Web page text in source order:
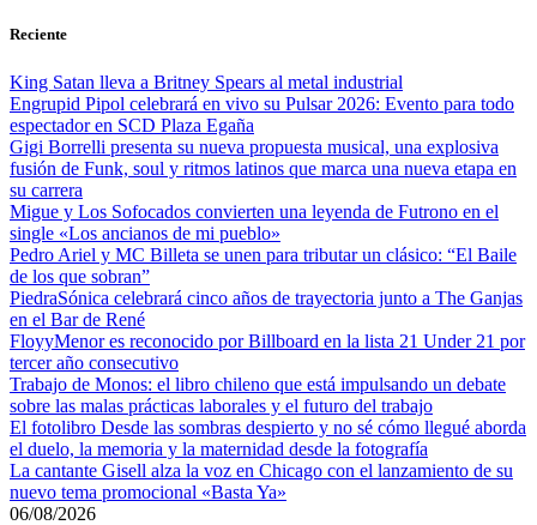
Reciente
King Satan lleva a Britney Spears al metal industrial
Engrupid Pipol celebrará en vivo su Pulsar 2026: Evento para todo
espectador en SCD Plaza Egaña
Gigi Borrelli presenta su nueva propuesta musical, una explosiva
fusión de Funk, soul y ritmos latinos que marca una nueva etapa en
su carrera
Migue y Los Sofocados convierten una leyenda de Futrono en el
single «Los ancianos de mi pueblo»
Pedro Ariel y MC Billeta se unen para tributar un clásico: “El Baile
de los que sobran”
PiedraSónica celebrará cinco años de trayectoria junto a The Ganjas
en el Bar de René
FloyyMenor es reconocido por Billboard en la lista 21 Under 21 por
tercer año consecutivo
Trabajo de Monos: el libro chileno que está impulsando un debate
sobre las malas prácticas laborales y el futuro del trabajo
El fotolibro Desde las sombras despierto y no sé cómo llegué aborda
el duelo, la memoria y la maternidad desde la fotografía
La cantante Gisell alza la voz en Chicago con el lanzamiento de su
nuevo tema promocional «Basta Ya»
06/08/2026